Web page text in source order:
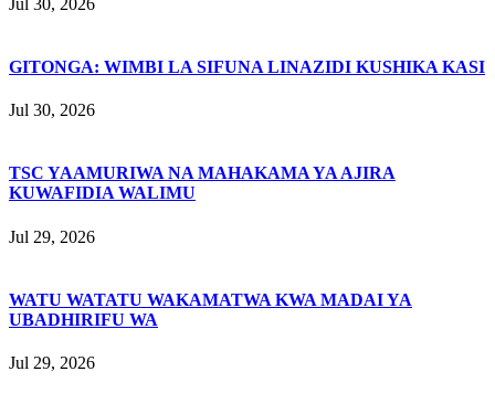
GITONGA: WIMBI LA SIFUNA LINAZIDI KUSHIKA KASI
Jul 30, 2026
TSC YAAMURIWA NA MAHAKAMA YA AJIRA
KUWAFIDIA WALIMU
Jul 29, 2026
WATU WATATU WAKAMATWA KWA MADAI YA
UBADHIRIFU WA
Jul 29, 2026